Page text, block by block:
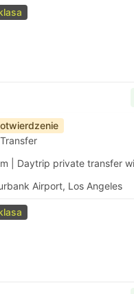
| Daytrip private transfer
Airport, Los Angeles